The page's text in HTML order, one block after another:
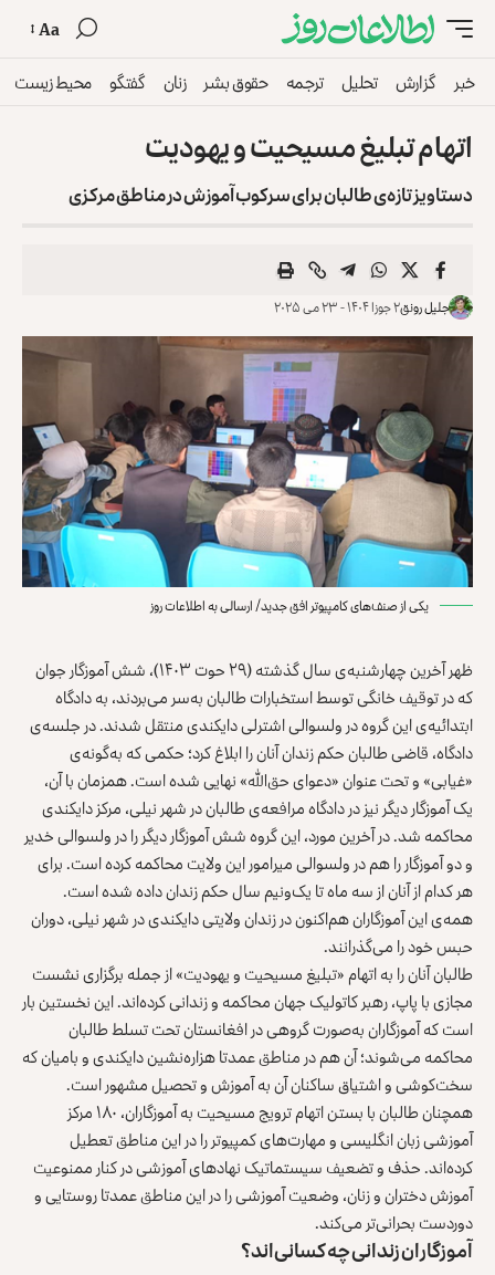
Aa
خبر گزارش تحلیل ترجمه حقوق بشر زنان گفتگو محیط زیست
اتهام تبلیغ مسیحیت و یهودیت
دستاویز تازه‌ی طالبان برای سرکوب آموزش در مناطق مرکزی
جلیل رونق۲ جوزا ۱۴۰۴ - ۲۳ می ۲۰۲۵
یکی از صنف‌های کامپیوتر افق جدید/ ارسالی به اطلاعات روز
ظهر آخرین چهارشنبه‌ی سال گذشته (۲۹ حوت ۱۴۰۳)، شش آموزگار جوان
که در توقیف خانگی توسط استخبارات طالبان به‌سر می‌بردند، به دادگاه
ابتدائیه‌ی این گروه در ولسوالی اشترلی دایکندی منتقل شدند. در جلسه‌ی
دادگاه، قاضی طالبان حکم زندان آنان را ابلاغ کرد؛ حکمی که به‌گونه‌ی
«غیابی» و تحت عنوان «دعوای حق‌الله» نهایی شده است. همزمان با آن،
یک آموزگار دیگر نیز در دادگاه مرافعه‌ی طالبان در شهر نیلی، مرکز دایکندی
محاکمه شد. در آخرین مورد، این گروه شش آموزگار دیگر را در ولسوالی خدیر
و دو آموزگار را هم در ولسوالی میرامور این ولایت محاکمه کرده است. برای
هر کدام از آنان از سه ماه تا یک‌ونیم سال حکم زندان داده شده است.
همه‌ی این آموزگاران هم‌اکنون در زندان ولایتی دایکندی در شهر نیلی، دوران
حبس خود را می‌گذرانند.
طالبان آنان را به اتهام «تبلیغ مسیحیت و یهودیت» از جمله برگزاری نشست
مجازی با پاپ، رهبر کاتولیک جهان محاکمه و زندانی کرده‌اند. این نخستین بار
است که آموزگاران به‌صورت گروهی در افغانستان تحت تسلط طالبان
محاکمه می‌شوند؛ آن هم در مناطق عمدتا هزاره‌نشین دایکندی و بامیان که
سخت‌کوشی و اشتیاق ساکنان آن به آموزش و تحصیل مشهور است.
همچنان طالبان با بستن اتهام ترویج مسیحیت به آموزگاران، ۱۸۰ مرکز
آموزشی زبان انگلیسی و مهارت‌های کمپیوتر را در این مناطق تعطیل
کرده‌اند. حذف و تضعیف سیستماتیک نهادهای آموزشی در کنار ممنوعیت
آموزش دختران و زنان، وضعیت آموزشی را در این مناطق عمدتا روستایی و
دوردست بحرانی‌تر می‌کند.
آموزگاران زندانی چه کسانی‌اند؟